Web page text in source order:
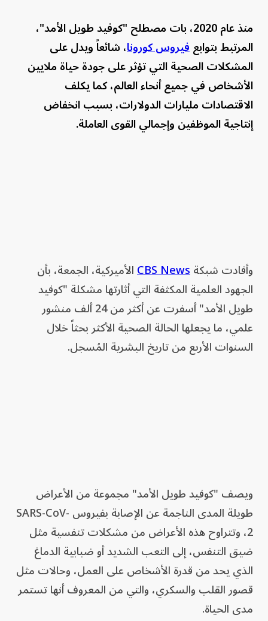
منذ عام 2020، بات مصطلح "كوفيد طويل الأمد"،
المرتبط بتوابعفيروس كورونا، شائعاً ويدل على
المشكلات الصحية التي تؤثر على جودة حياة ملايين
الأشخاص في جميع أنحاء العالم، كما يكلف
الاقتصادات مليارات الدولارات، بسبب انخفاض
إنتاجية الموظفين وإجمالي القوى العاملة.
وأفادت شبكةCBS Newsالأميركية، الجمعة، بأن
الجهود العلمية المكثفة التي أثارتها مشكلة "كوفيد
طويل الأمد" أسفرت عن أكثر من 24 ألف منشور
علمي، ما يجعلها الحالة الصحية الأكثر بحثاً خلال
السنوات الأربع من تاريخ البشرية المُسجل.
ويصف "كوفيد طويل الأمد" مجموعة من الأعراض
طويلة المدى الناجمة عن الإصابة بفيروس SARS-CoV-
2، وتتراوح هذه الأعراض من مشكلات تنفسية مثل
ضيق التنفس، إلى التعب الشديد أو ضبابية الدماغ
الذي يحد من قدرة الأشخاص على العمل، وحالات مثل
قصور القلب والسكري، والتي من المعروف أنها تستمر
مدى الحياة.